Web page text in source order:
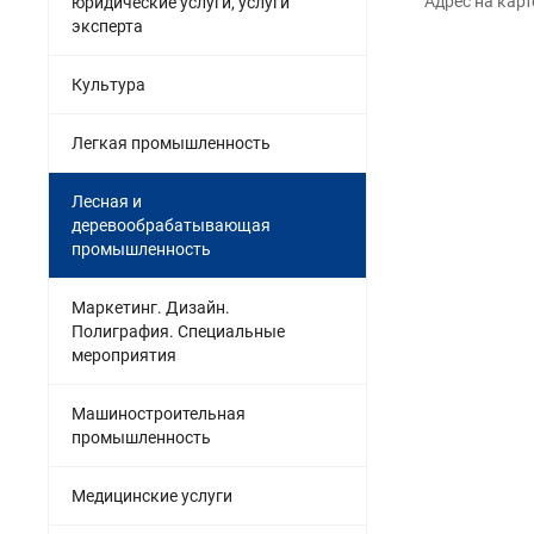
эксперта
Культура
Легкая промышленность
Лесная и
деревообрабатывающая
промышленность
Маркетинг. Дизайн.
Полиграфия. Специальные
мероприятия
Машиностроительная
промышленность
Медицинские услуги